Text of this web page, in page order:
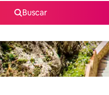
Buscar